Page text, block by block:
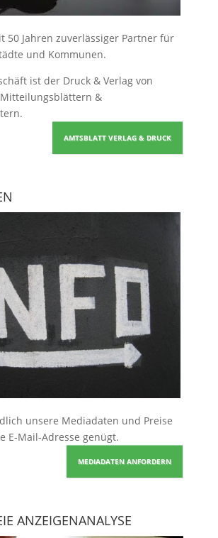
50 Jahren zuverlässiger Partner für
und Kommunen.
ist der Druck & Verlag von
&
.
AMTSBLATT VERLAG & DRUCK
unsere Mediadaten und Preise
E-Mail-Adresse genügt.
MEDIADATEN ANFORDERN
ANZEIGENANALYSE